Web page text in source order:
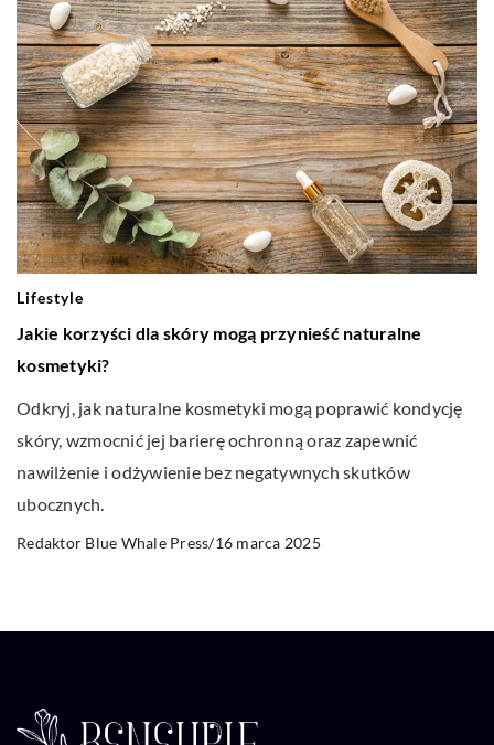
Lifestyle
Jakie korzyści dla skóry mogą przynieść naturalne
kosmetyki?
Odkryj, jak naturalne kosmetyki mogą poprawić kondycję
skóry, wzmocnić jej barierę ochronną oraz zapewnić
nawilżenie i odżywienie bez negatywnych skutków
ubocznych.
Redaktor Blue Whale Press/16 marca 2025